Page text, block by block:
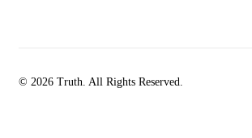
© 2026 Truth. All Rights Reserved.